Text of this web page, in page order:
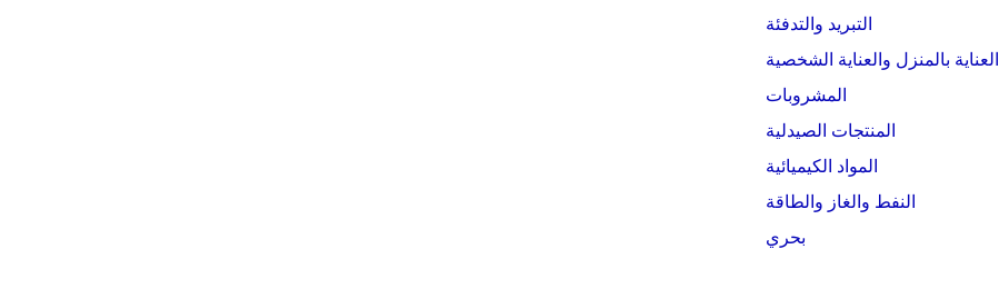
التبريد والتدفئة
العناية بالمنزل والعناية الشخصية
المشروبات
المنتجات الصيدلية
المواد الكيميائية
النفط والغاز والطاقة
بحري